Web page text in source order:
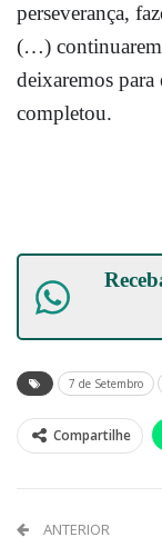
perseverança,
(…)
deixaremos para
completou.
7 de Setembro
Compartilhe
ANTERIOR